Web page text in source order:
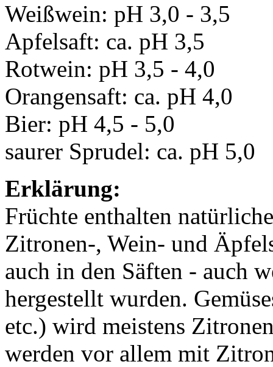
Weißwein: pH 3,0 - 3,5
Apfelsaft: ca. pH 3,5
Rotwein: pH 3,5 - 4,0
Orangensaft: ca. pH 4,0
Bier: pH 4,5 - 5,0
saurer Sprudel: ca. pH 5,0
Erklärung:
Früchte enthalten
Zitronen-, Wein- und
auch in den Säften - auch
hergestellt wurden.
etc.) wird meistens
werden vor allem mit